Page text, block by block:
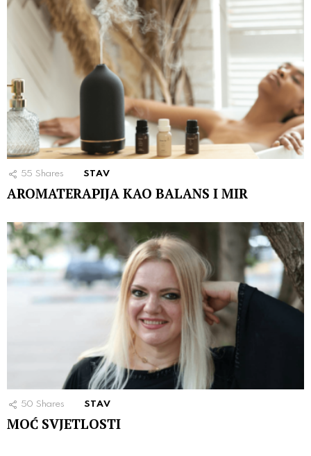
55 Shares STAV
AROMATERAPIJA KAO BALANS I MIR
50 Shares STAV
MOĆ SVJETLOSTI